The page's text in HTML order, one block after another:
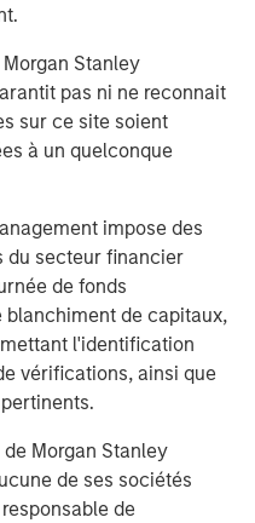
Stanley
pas ni ne reconnait
sur ce site soient
à un quelconque
impose des
du secteur financier
de fonds
blanchiment de capitaux,
l'identification
vérifications, ainsi que
Morgan Stanley
de ses sociétés
de
en avant